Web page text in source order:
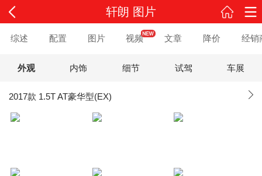
轩朗 图片
综述 配置 图片 视频 文章 降价 经销
外观 内饰 细节 试驾 车展
2017款 1.5T AT豪华型(EX)